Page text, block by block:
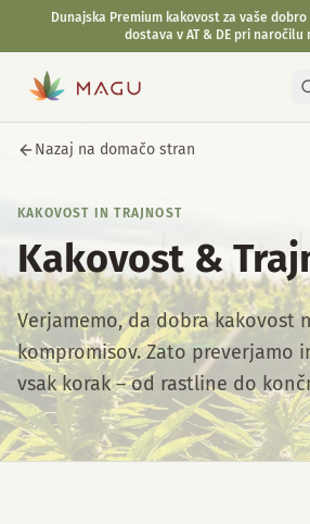
Nazaj na domačo stran
KAKOVOST IN TRAJNOST
Kakovost &
Verjamemo, da dobra kakovost
kompromisov. Zato preverjamo
vsak korak – od rastline do
Dunajska Premium kakovost za vaše
dostava v AT & DE pri naročilu